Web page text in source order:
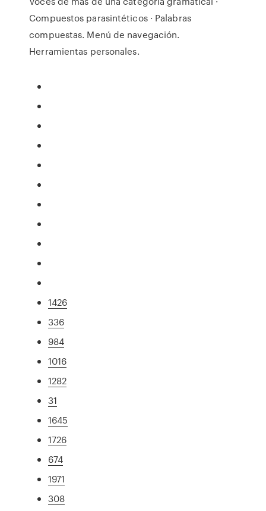
Compuestos parasintéticos · Palabras
compuestas. Menú de navegación.
Herramientas personales.
1426
336
984
1016
1282
31
1645
1726
674
1971
308